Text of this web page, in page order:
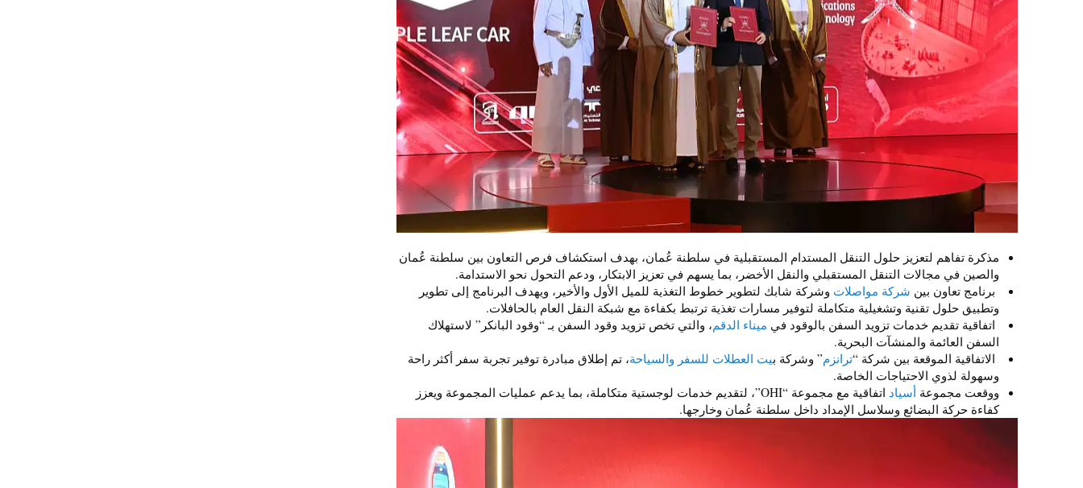
مذكرة تفاهم لتعزيز حلول التنقل المستدام المستقبلية في سلطنة عُمان، بهدف استكشاف فرص التعاون بين سلطنة عُمان
والصين في مجالات التنقل المستقبلي والنقل الأخضر، بما يسهم في تعزيز الابتكار، ودعم التحول نحو الاستدامة.
برنامج تعاون بين شركة مواصلات وشركة شابك لتطوير خطوط التغذية للميل الأول والأخير، ويهدف البرنامج إلى تطوير
وتطبيق حلول تقنية وتشغيلية متكاملة لتوفير مسارات تغذية ترتبط بكفاءة مع شبكة النقل العام بالحافلات.
اتفاقية تقديم خدمات تزويد السفن بالوقود في ميناء الدقم، والتي تخص تزويد وقود السفن بـ “وقود البانكر” لاستهلاك
السفن العائمة والمنشآت البحرية.
الاتفاقية الموقعة بين شركة “ترانزم” وشركة بيت العطلات للسفر والسياحة، تم إطلاق مبادرة توفير تجربة سفر أكثر راحة
وسهولة لذوي الاحتياجات الخاصة.
ووقعت مجموعة أسياد
اتفاقية مع مجموعة “OHI”، لتقديم خدمات لوجستية متكاملة، بما يدعم عمليات المجموعة ويعزز
كفاءة حركة البضائع وسلاسل الإمداد داخل سلطنة عُمان وخارجها.